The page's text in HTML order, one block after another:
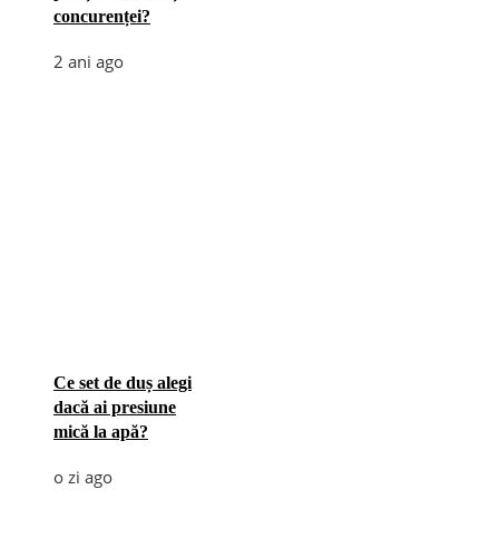
concurenței?
2 ani ago
Ce set de duș alegi
dacă ai presiune
mică la apă?
o zi ago